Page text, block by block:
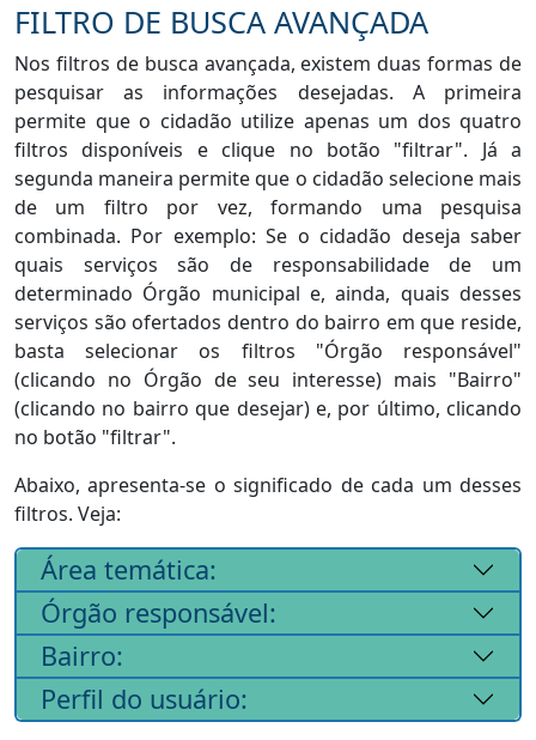
FILTRO DE BUSCA AVANÇADA
Nos filtros de busca avançada, existem duas formas de
pesquisar as informações desejadas. A primeira
permite que o cidadão utilize apenas um dos quatro
filtros disponíveis e clique no botão "filtrar". Já a
segunda maneira permite que o cidadão selecione mais
de um filtro por vez, formando uma pesquisa
combinada. Por exemplo: Se o cidadão deseja saber
quais serviços são de responsabilidade de um
determinado Órgão municipal e, ainda, quais desses
serviços são ofertados dentro do bairro em que reside,
basta selecionar os filtros "Órgão responsável"
(clicando no Órgão de seu interesse) mais "Bairro"
(clicando no bairro que desejar) e, por último, clicando
no botão "filtrar".
Abaixo, apresenta-se o significado de cada um desses
filtros. Veja:
Área temática:
Órgão responsável:
Bairro:
Perfil do usuário: